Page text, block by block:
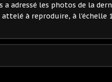
a adressé les photos de la
à reproduire, à l'échelle